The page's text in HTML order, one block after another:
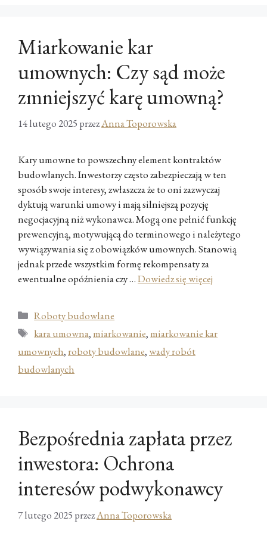
Miarkowanie kar
umownych: Czy sąd może
zmniejszyć karę umowną?
14 lutego 2025 przezAnna Toporowska
Kary umowne to powszechny element kontraktów
budowlanych. Inwestorzy często zabezpieczają w ten
sposób swoje interesy, zwłaszcza że to oni zazwyczaj
dyktują warunki umowy i mają silniejszą pozycję
negocjacyjną niż wykonawca. Mogą one pełnić funkcję
prewencyjną, motywującą do terminowego i należytego
wywiązywania się z obowiązków umownych. Stanowią
jednak przede wszystkim formę rekompensaty za
ewentualne opóźnienia czy …Dowiedz się więcej
Kategorie
Roboty budowlane
Tagi
kara umowna, miarkowanie, miarkowanie kar
umownych, roboty budowlane,wady robót
budowlanych
Bezpośrednia zapłata przez
inwestora: Ochrona
interesów podwykonawcy
7 lutego 2025 przezAnna Toporowska